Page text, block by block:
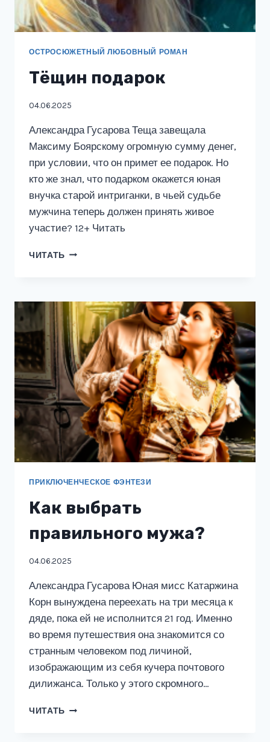
ОСТРОСЮЖЕТНЫЙ ЛЮБОВНЫЙ РОМАН
Тёщин подарок
04.06.2025
Александра Гусарова Теща завещала
Максиму Боярскому огромную сумму денег,
при условии, что он примет ее подарок. Но
кто же знал, что подарком окажется юная
внучка старой интриганки, в чьей судьбе
мужчина теперь должен принять живое
участие? 12+ Читать
ЧИТАТЬ ТЁЩИН
ПРИКЛЮЧЕНЧЕСКОЕ ФЭНТЕЗИ
Как выбрать
правильного мужа?
04.06.2025
Александра Гусарова Юная мисс Катаржина
Корн вынуждена переехать на три месяца к
дяде, пока ей не исполнится 21 год. Именно
во время путешествия она знакомится со
странным человеком под личиной,
изображающим из себя кучера почтового
дилижанса. Только у этого скромного…
ЧИТАТЬ КАК